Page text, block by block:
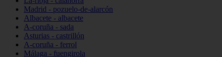
Madrid - pozuelo-de-alarcón
Albacete - albacete
A-coruña - sada
Asturias - castrillón
A-coruña - ferrol
Málaga - fuengirola